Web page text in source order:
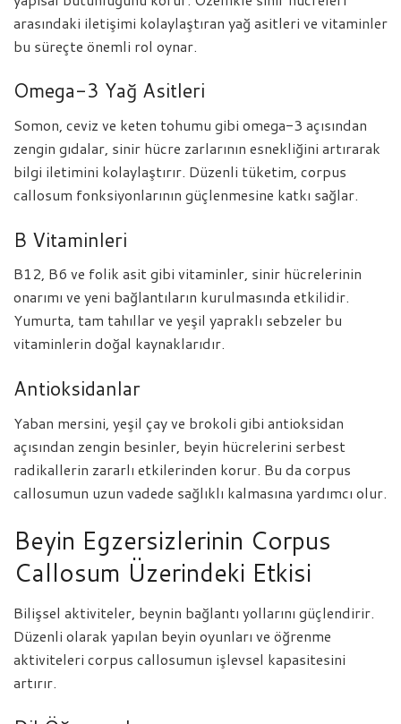
arasındaki iletişimi kolaylaştıran yağ asitleri ve vitaminler
bu süreçte önemli rol oynar.
Omega-3 Yağ Asitleri
Somon, ceviz ve keten tohumu gibi omega-3 açısından
zengin gıdalar, sinir hücre zarlarının esnekliğini artırarak
bilgi iletimini kolaylaştırır. Düzenli tüketim, corpus
callosum fonksiyonlarının güçlenmesine katkı sağlar.
B Vitaminleri
B12, B6 ve folik asit gibi vitaminler, sinir hücrelerinin
onarımı ve yeni bağlantıların kurulmasında etkilidir.
Yumurta, tam tahıllar ve yeşil yapraklı sebzeler bu
vitaminlerin doğal kaynaklarıdır.
Antioksidanlar
Yaban mersini, yeşil çay ve brokoli gibi antioksidan
açısından zengin besinler, beyin hücrelerini serbest
radikallerin zararlı etkilerinden korur. Bu da corpus
callosumun uzun vadede sağlıklı kalmasına yardımcı olur.
Beyin Egzersizlerinin Corpus
Callosum Üzerindeki Etkisi
Bilişsel aktiviteler, beynin bağlantı yollarını güçlendirir.
Düzenli olarak yapılan beyin oyunları ve öğrenme
aktiviteleri corpus callosumun işlevsel kapasitesini
artırır.